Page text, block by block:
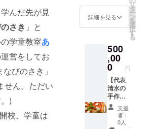
んだ先が見
さき 」と
の学童教室あ
営をしてお
びのさき」
せん。ただい
)
校、学童は
facebo
ループ
にご招
ていた
だきま
す！ ・
agoraイ
ベント
先行案
内
Line@
：今回
改装予
定の大
で】 ▼
詳細 ・
agoraに
は木の
特別プ
レート
で制作
させて
いただ
きま
す！ ・
agora参
加券は
告会に
ご招待
【2020
年3月予
ロゴス
テッ
カー ・
コー
ヒーor
紅茶飲
み放
題！(学
生限定)
【2019
載！
【法人
様OK】
・agora
(社会人)
【2019
年12月
31日ま
で】 ・
活動報
告会に
ご招待
【2020
年3月予
焼き
パー
ティー
の講
演・
ワーク
ショッ
プ ・松
下ポス
ターor
チラシ
デザイ
詳細を見る
リ
タ
ー
ン
を
選
択
す
る
500
,00
0 円
【代表
清水の
手作り
ピザ
パー
ティー
支援
者：
0人